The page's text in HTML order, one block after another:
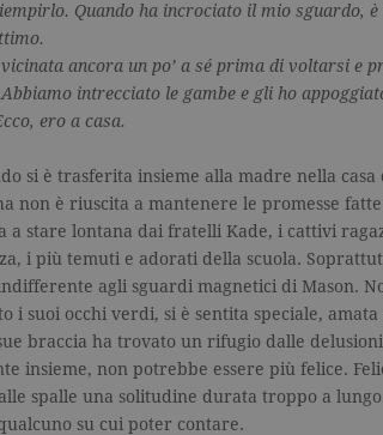
Quando ha incrociato il mio sguardo,
ancora un po’ a sé prima di voltarsi e
intrecciato le gambe e gli ho
ero a casa.
si è trasferita insieme alla madre nella
non è riuscita a mantenere le promesse fatte
a stare lontana dai fratelli Kade, i cattivi
i più temuti e adorati della scuola.
agli sguardi magnetici di Mason.
i suoi occhi verdi, si è sentita speciale,
braccia ha trovato un rifugio dalle
insieme, non potrebbe essere più felice.
spalle una solitudine durata troppo a
su cui poter contare.